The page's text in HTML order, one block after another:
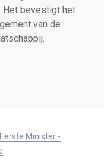
Het bevestigt het
van de
Minister -